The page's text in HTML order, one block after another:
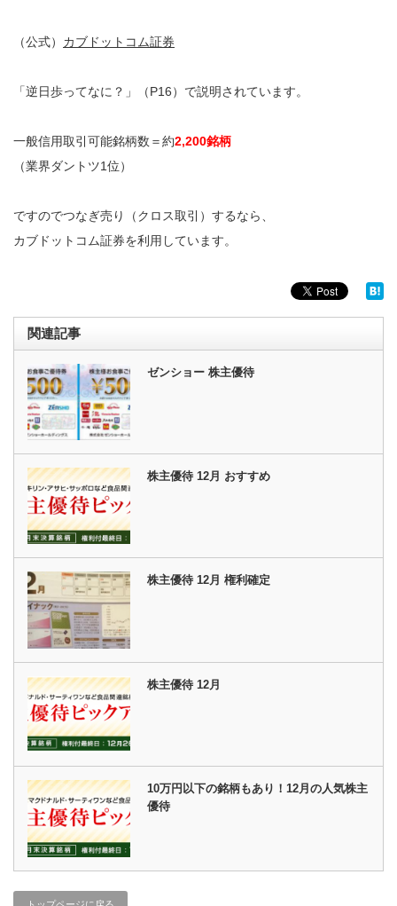
（公式） カブドットコム証券
「逆日歩ってなに？」（P16）で説明されています。
一般信用取引可能銘柄数＝約2,200銘柄
（業界ダントツ1位）
ですのでつなぎ売り（クロス取引）するなら、
カブドットコム証券を利用しています。
関連記事
ゼンショー 株主優待
株主優待 12月 おすすめ
株主優待 12月 権利確定
株主優待 12月
10万円以下の銘柄もあり！12月の人気株主
優待